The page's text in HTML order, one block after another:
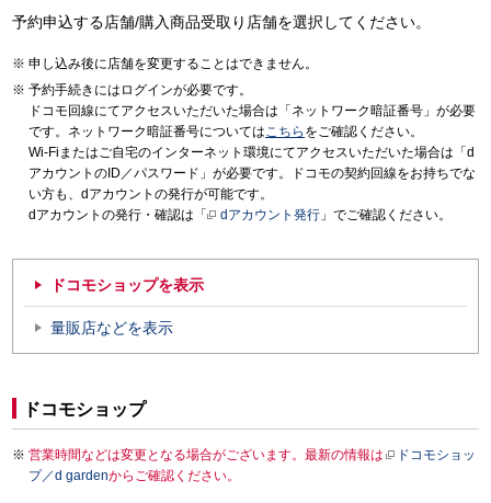
予約申込する店舗/購入商品受取り店舗を選択してください。
申し込み後に店舗を変更することはできません。
予約手続きにはログインが必要です。
ドコモ回線にてアクセスいただいた場合は「ネットワーク暗証番号」が必要
です。ネットワーク暗証番号についてはこちら をご確認ください。
Wi-Fiまたはご自宅のインターネット環境にてアクセスいただいた場合は「d
アカウントのID／パスワード」が必要です。ドコモの契約回線をお持ちでな
い方も、dアカウントの発行が可能です。
dアカウントの発行・確認は「
dアカウント発行 」でご確認ください。
ドコモショップを表示
量販店などを表示
ドコモショップ
営業時間などは変更となる場合がございます。最新の情報は
ドコモショッ
プ／d gardenからご確認ください。